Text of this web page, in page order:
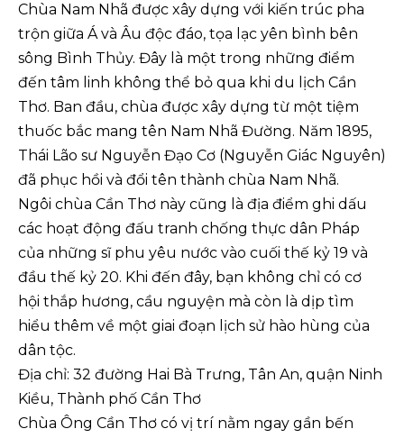
Chùa Nam Nhã được xây dựng với kiến trúc pha
trộn giữa Á và Âu độc đáo, tọa lạc yên bình bên
sông Bình Thủy. Đây là một trong những điểm
đến tâm linh không thể bỏ qua khi du lịch Cần
Thơ. Ban đầu, chùa được xây dựng từ một tiệm
thuốc bắc mang tên Nam Nhã Đường. Năm 1895,
Thái Lão sư Nguyễn Đạo Cơ (Nguyễn Giác Nguyên)
đã phục hồi và đổi tên thành chùa Nam Nhã.
Ngôi chùa Cần Thơ này cũng là địa điểm ghi dấu
các hoạt động đấu tranh chống thực dân Pháp
của những sĩ phu yêu nước vào cuối thế kỷ 19 và
đầu thế kỷ 20. Khi đến đây, bạn không chỉ có cơ
hội thắp hương, cầu nguyện mà còn là dịp tìm
hiểu thêm về một giai đoạn lịch sử hào hùng của
dân tộc.
Địa chỉ: 32 đường Hai Bà Trưng, Tân An, quận Ninh
Kiều, Thành phố Cần Thơ
Chùa Ông Cần Thơ có vị trí nằm ngay gần bến